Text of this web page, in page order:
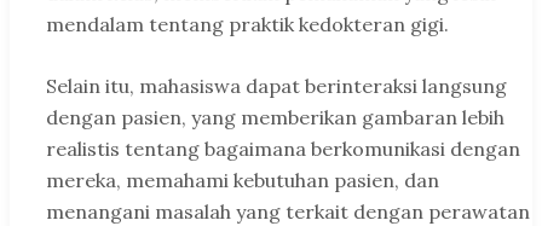
mendalam tentang praktik kedokteran gigi.
Selain itu, mahasiswa dapat berinteraksi langsung
dengan pasien, yang memberikan gambaran lebih
realistis tentang bagaimana berkomunikasi dengan
mereka, memahami kebutuhan pasien, dan
menangani masalah yang terkait dengan perawatan